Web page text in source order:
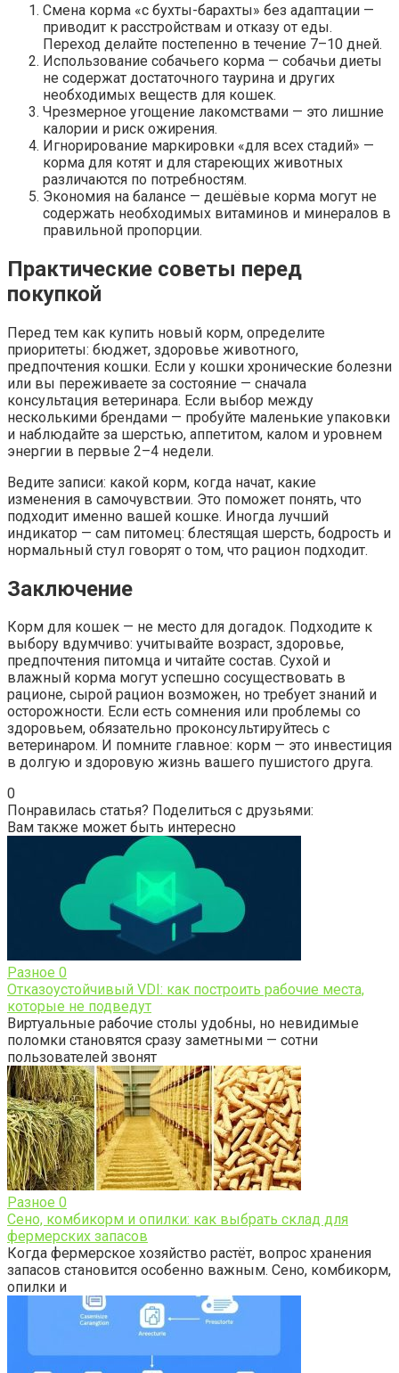
Смена корма «с бухты-барахты» без адаптации —
приводит к расстройствам и отказу от еды.
Переход делайте постепенно в течение 7–10 дней.
Использование собачьего корма — собачьи диеты
не содержат достаточного таурина и других
необходимых веществ для кошек.
Чрезмерное угощение лакомствами — это лишние
калории и риск ожирения.
Игнорирование маркировки «для всех стадий» —
корма для котят и для стареющих животных
различаются по потребностям.
Экономия на балансе — дешёвые корма могут не
содержать необходимых витаминов и минералов в
правильной пропорции.
Практические советы перед
покупкой
Перед тем как купить новый корм, определите
приоритеты: бюджет, здоровье животного,
предпочтения кошки. Если у кошки хронические болезни
или вы переживаете за состояние — сначала
консультация ветеринара. Если выбор между
несколькими брендами — пробуйте маленькие упаковки
и наблюдайте за шерстью, аппетитом, калом и уровнем
энергии в первые 2–4 недели.
Ведите записи: какой корм, когда начат, какие
изменения в самочувствии. Это поможет понять, что
подходит именно вашей кошке. Иногда лучший
индикатор — сам питомец: блестящая шерсть, бодрость и
нормальный стул говорят о том, что рацион подходит.
Заключение
Корм для кошек — не место для догадок. Подходите к
выбору вдумчиво: учитывайте возраст, здоровье,
предпочтения питомца и читайте состав. Сухой и
влажный корма могут успешно сосуществовать в
рационе, сырой рацион возможен, но требует знаний и
осторожности. Если есть сомнения или проблемы со
здоровьем, обязательно проконсультируйтесь с
ветеринаром. И помните главное: корм — это инвестиция
в долгую и здоровую жизнь вашего пушистого друга.
0
Понравилась статья? Поделиться с друзьями:
Вам также может быть интересно
Разное 0
Отказоустойчивый VDI: как построить рабочие места,
которые не подведут
Виртуальные рабочие столы удобны, но невидимые
поломки становятся сразу заметными — сотни
пользователей звонят
Разное 0
Сено, комбикорм и опилки: как выбрать склад для
фермерских запасов
Когда фермерское хозяйство растёт, вопрос хранения
запасов становится особенно важным. Сено, комбикорм,
опилки и